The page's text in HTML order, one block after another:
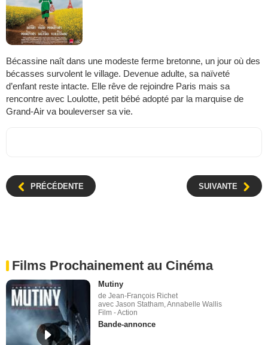
Bécassine naît dans une modeste ferme bretonne, un jour où des
bécasses survolent le village. Devenue adulte, sa naïveté
d’enfant reste intacte. Elle rêve de rejoindre Paris mais sa
rencontre avec Loulotte, petit bébé adopté par la marquise de
Grand-Air va bouleverser sa vie.
PRÉCÉDENTE SUIVANTE
Films Prochainement au Cinéma
Mutiny
de Jean-François Richet
avec Jason Statham, Annabelle Wallis
Film - Action
Bande-annonce